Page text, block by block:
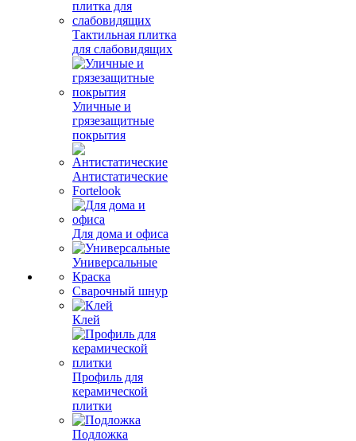
Тактильная плитка
для слабовидящих
Уличные и
грязезащитные
покрытия
Антистатические
Fortelook
Для дома и офиса
Универсальные
Краска
Сварочный шнур
Клей
Профиль для
керамической
плитки
Подложка